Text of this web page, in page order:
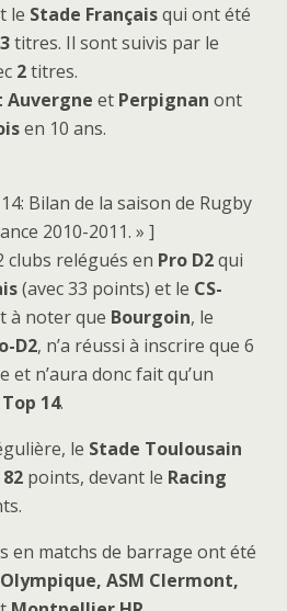
le Stade Françaisqui ont été
3titres. Il sont suivis par le
2titres.
Auvergne et Perpignan ont
en 10 ans.
Bilan de la saison de Rugby
2010-2011. » ]
clubs relégués en Pro D2qui
(avec 33 points) et le CS-
à noter que Bourgoin, le
D2, n’a réussi à inscrire que 6
et n’aura donc fait qu’un
Top 14.
le Stade Toulousain
82 points, devant le Racing
en matchs de barrage ont été
ASM Clermont,